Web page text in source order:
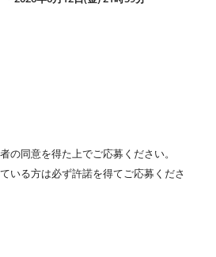
の同意を得た上でご応募ください。
いる方は必ず許諾を得てご応募くださ